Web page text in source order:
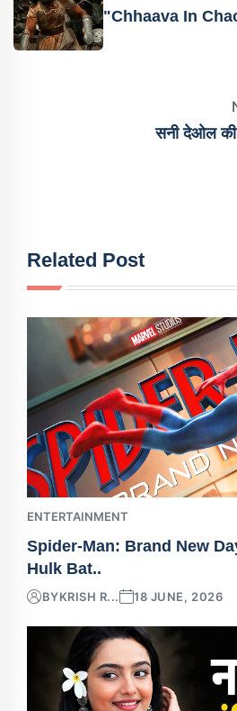
"Chhaava In
सनी देओल
Related Post
ENTERTAINMENT
Spider-Man: Brand New
Hulk Bat..
BYKRISH R... 18 JUNE, 2026